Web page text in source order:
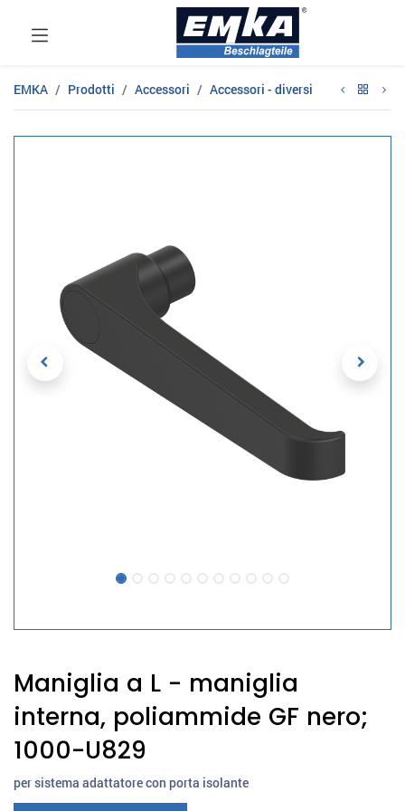
EMKA Prodotti Accessori Accessori - diversi
Maniglia a L - maniglia
interna, poliammide GF nero;
1000-U829
per sistema adattatore con porta isolante